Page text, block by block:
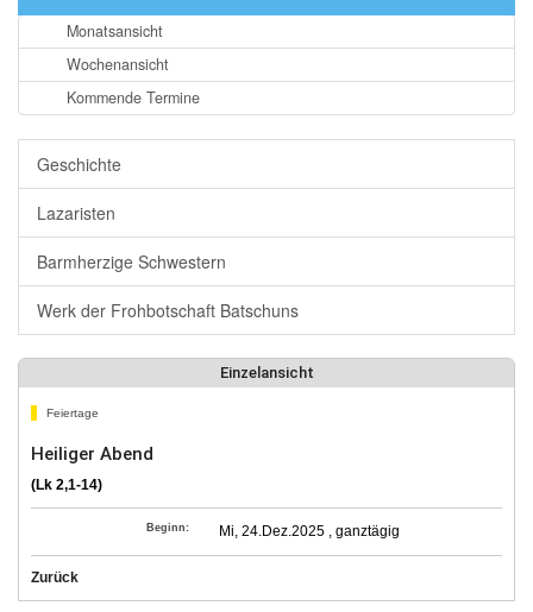
Monatsansicht
Wochenansicht
Kommende Termine
Geschichte
Lazaristen
Barmherzige Schwestern
Werk der Frohbotschaft Batschuns
Einzelansicht
Feiertage
Heiliger Abend
(Lk 2,1-14)
Beginn: Mi, 24.Dez.2025 , ganztägig
Zurück